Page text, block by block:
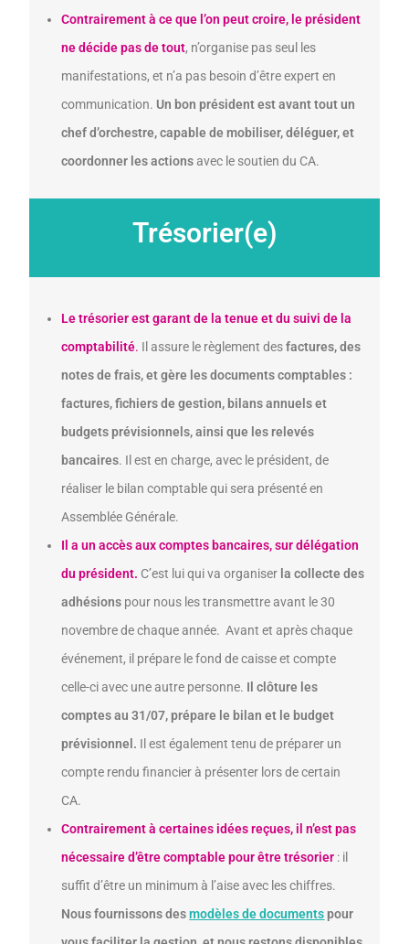
Contrairement à ce que l’on peut croire, le président
ne décide pas de tout, n’organise pas seul les
manifestations, et n’a pas besoin d’être expert en
communication. Un bon président est avant tout un
chef d’orchestre, capable de mobiliser, déléguer, et
coordonner les actionsavec le soutien du CA.
Trésorier(e)
Le trésorier est garant de la tenue et du suivi de la
comptabilité. Il assure le règlement desfactures, des
notes de frais, et gère les documents comptables :
factures, fichiers de gestion, bilans annuels et
budgets prévisionnels, ainsi que les relevés
bancaires. Il est en charge, avec le président, de
réaliser le bilan comptable qui sera présenté en
Assemblée Générale.
Il a un accès aux comptes bancaires, sur délégation
du président. C’est lui qui va organiser la collecte des
adhésions pour nous les transmettre avant le 30
novembre de chaque année. Avant et après chaque
événement, il prépare le fond de caisse et compte
celle-ci avec une autre personne. Il clôture les
comptes au 31/07, prépare le bilan et le budget
prévisionnel. Il est également tenu de préparer un
compte rendu financier à présenter lors de certain
CA.
Contrairement à certaines idées reçues, il n’est pas
nécessaire d’être comptable pour être trésorier : il
suffit d’être un minimum à l’aise avec les chiffres.
Nous fournissons desmodèles de documentspour